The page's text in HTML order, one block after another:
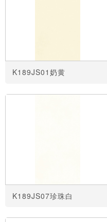
K189JS01奶黄
K189JS07珍珠白